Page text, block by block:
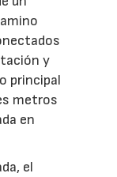
y
principal
metros
en
el